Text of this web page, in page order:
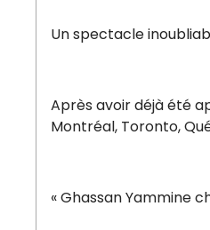
Un spectacle
Après avoir déjà été
Montréal, Toronto,
« Ghassan Yammine